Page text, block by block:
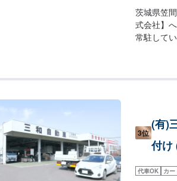
茨城県笠
式会社】
常駐して
ンをご提
どのご相
お見積り
ます。(要
3位
(有)
付け
代車OK カ